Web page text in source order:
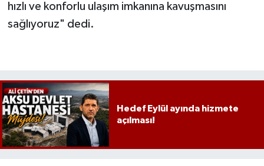
hızlı ve konforlu ulaşım imkanına kavuşmasını
sağlıyoruz" dedi.
Hedef Eylül ayında hizmete
açılması!